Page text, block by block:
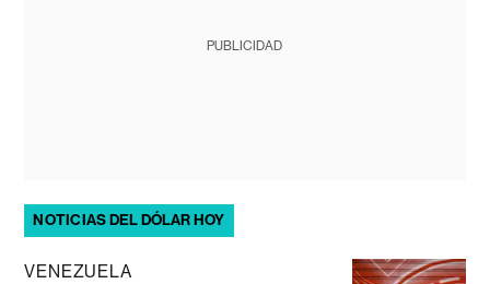
PUBLICIDAD
NOTICIAS DEL DÓLAR HOY
VENEZUELA